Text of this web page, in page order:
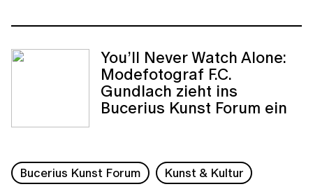
You’ll Never Watch Alone:
Modefotograf F.C.
Gundlach zieht ins
Bucerius Kunst Forum ein
Bucerius Kunst Forum
Kunst & Kultur